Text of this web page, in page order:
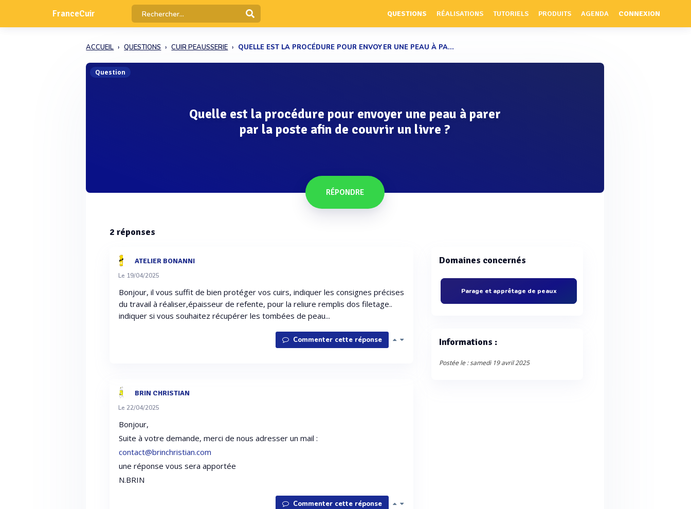
FranceCuir QUESTIONS RÉALISATIONS TUTORIELS PRODUITS AGENDA CONNEXION
ACCUEIL QUESTIONS CUIR PEAUSSERIE QUELLE EST LA PROCÉDURE POUR ENVOYER UNE PEAU À PA...
Question
Quelle est la procédure pour envoyer une peau à parer
par la poste afin de couvrir un livre ?
RÉPONDRE
2 réponses
ATELIER BONANNI
Le 19/04/2025
Bonjour, il vous suffit de bien protéger vos cuirs, indiquer les consignes précises
du travail à réaliser,épaisseur de refente, pour la reliure remplis dos filetage..
indiquer si vous souhaitez récupérer les tombées de peau...
Commenter cette réponse
BRIN CHRISTIAN
Le 22/04/2025
Bonjour,
Suite à votre demande, merci de nous adresser un mail :
contact@brinchristian.com
une réponse vous sera apportée
N.BRIN
Commenter cette réponse
Domaines concernés
Parage et apprêtage de peaux
Informations :
Postée le : samedi 19 avril 2025